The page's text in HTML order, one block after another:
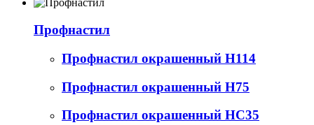
Профнастил
Профнастил окрашенный Н114
Профнастил окрашенный Н75
Профнастил окрашенный НС35